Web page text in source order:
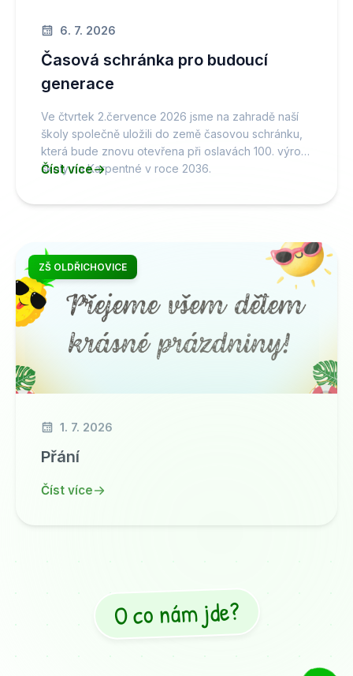
6. 7. 2026
Časová schránka pro budoucí
generace
Ve čtvrtek 2.července 2026 jsme na zahradě naší
školy společně uložili do země časovou schránku,
která bude znovu otevřena při oslavách 100. výročí
školy na Karpentné v roce 2036.
Číst více
ZŠ OLDŘICHOVICE
1. 7. 2026
Přání
Číst více
O co nám jde?